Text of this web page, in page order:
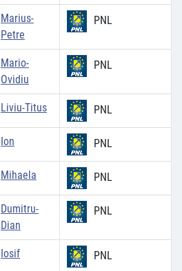
Marius-
Petre
PNL
Mario-
Ovidiu
PNL
Liviu-Titus PNL
Ion PNL
Mihaela PNL
Dumitru-
Dian
PNL
Iosif PNL